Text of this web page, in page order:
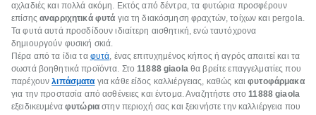
αχλαδιές και πολλά ακόμη. Εκτός από δέντρα, τα φυτώρια προσφέρουν
επίσης αναρριχητικά φυτά για τη διακόσμηση φραχτών, τοίχων και pergola.
Τα φυτά αυτά προσδίδουν ιδιαίτερη αισθητική, ενώ ταυτόχρονα
δημιουργούν φυσική σκιά.
Πέρα από τα ίδια τα φυτά, ένας επιτυχημένος κήπος ή αγρός απαιτεί και τα
σωστά βοηθητικά προϊόντα. Στο11888 giaolaθα βρείτε επαγγελματίες που
παρέχουνλιπάσματα για κάθε είδος καλλιέργειας, καθώς καιφυτοφάρμακα
για την προστασία από ασθένειες και έντομα. Αναζητήστε στο11888 giaola
εξειδικευμένα φυτώριαστην περιοχή σας και ξεκινήστε την καλλιέργεια που